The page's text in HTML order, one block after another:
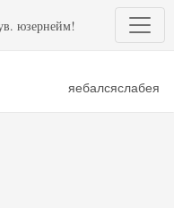
юзернейм!
яебалсяслабея